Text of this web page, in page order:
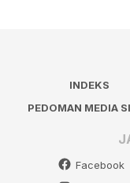
INDEKS
PEDOMAN MEDIA
Facebook